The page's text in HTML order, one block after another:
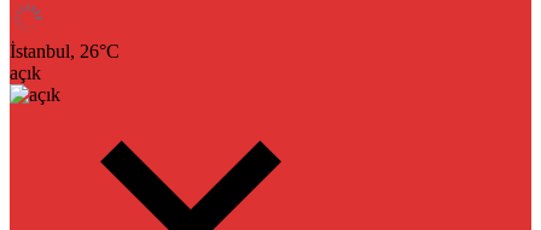
İstanbul, 26°C
açık